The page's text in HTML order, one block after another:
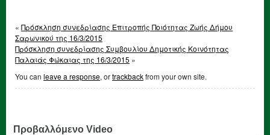
« Πρόσκληση συνεδρίασης Επιτροπής Ποιότητας Ζωής Δήμου
Σαρωνικού της 16/3/2015
Πρόσκληση συνεδρίασης Συμβουλίου Δημοτικής Κοινότητας
Παλαιάς Φώκαιας της 16/3/2015 »
You can leave a response, ortrackbackfrom your own site.
Προβαλλόμενο Video